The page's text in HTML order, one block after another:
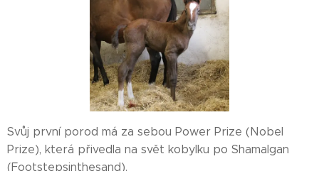
Svůj první porod má za sebou Power Prize (Nobel
Prize), která přivedla na svět kobylku po Shamalgan
(Footstepsinthesand).